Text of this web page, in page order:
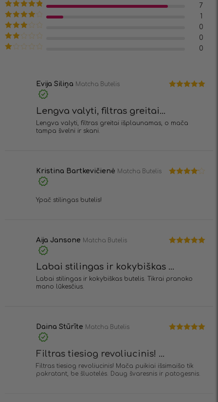
Įvertinimas:
5
iš 5
7
Įvertinimas:
4iš 5
1
Įvertinimas:
3
iš 5
0
Įvertinimas:
0
0
Evija Siliņa Matcha Butelis
Lengva valyti, filtras greitai...
Lengva valyti, filtras greitai išplaunamas, o mača
tampa švelni ir skani.
Kristina Bartkevičienė Matcha Butelis
Ypač stilingas butelis!
Aija Jansone Matcha Butelis
Labai stilingas ir kokybiškas ...
Labai stilingas ir kokybiškas butelis. Tikrai pranoko
mano lūkesčius.
Daina Stūrīte Matcha Butelis
Filtras tiesiog revoliucinis! ...
Filtras tiesiog revoliucinis! Mača puikiai išsimaišo tik
pakratant, be šluotelės. Daug švaresnis ir patogesnis.